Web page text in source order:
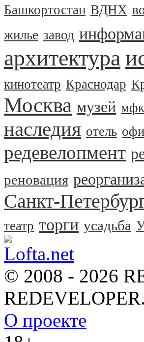
Башкортостан ВДНХ
жилье завод
архитектура
кинотеатр Краснодар
Москва музей мфк
наследия отель
редевелопмент
реновация
Санкт-
театр торги усадьба
© 2008 - 2026
О проекте